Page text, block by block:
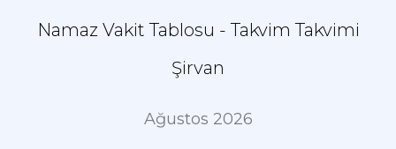
Namaz Vakit Tablosu - Takvim Takvimi
Şirvan
Ağustos 2026